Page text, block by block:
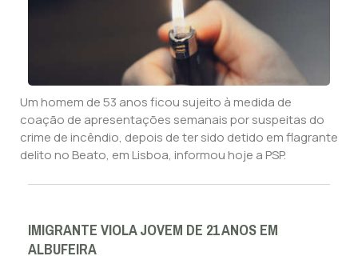
Um homem de 53 anos ficou sujeito à medida de
coação de apresentações semanais por suspeitas do
crime de incêndio, depois de ter sido detido em flagrante
delito no Beato, em Lisboa, informou hoje a PSP.
IMIGRANTE VIOLA JOVEM DE 21 ANOS EM
ALBUFEIRA